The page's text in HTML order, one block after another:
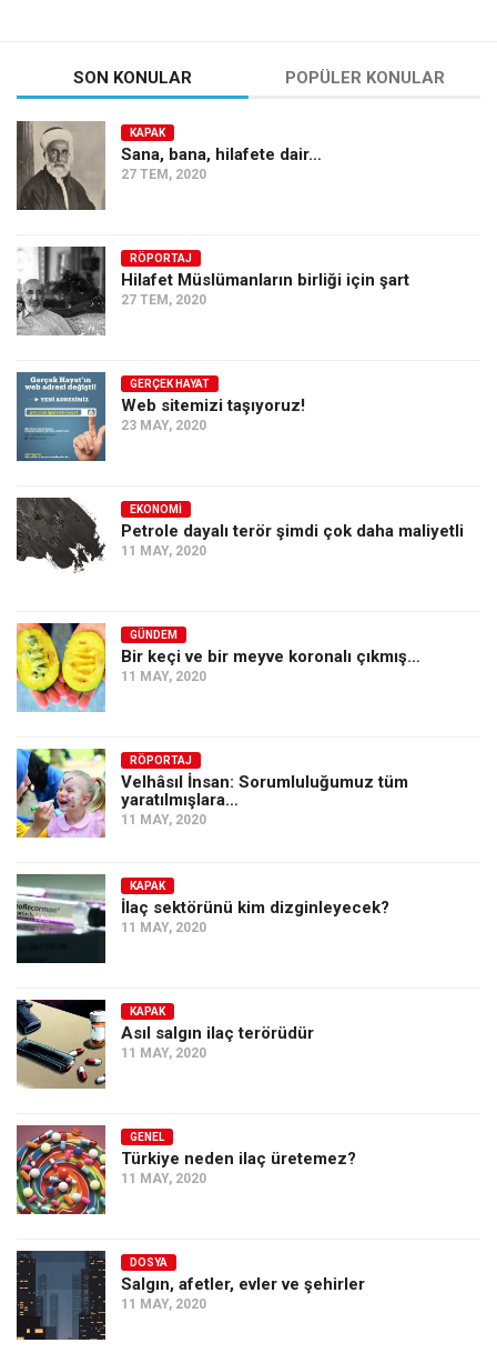
Tarih
Düşünce
Dosyalar
SON KONULAR POPÜLER KONULAR
KAPAK
Sana, bana, hilafete dair…
27 TEM, 2020
RÖPORTAJ
Hilafet Müslümanların birliği için şart
27 TEM, 2020
GERÇEK HAYAT
Web sitemizi taşıyoruz!
23 MAY, 2020
EKONOMI
Petrole dayalı terör şimdi çok daha maliyetli
11 MAY, 2020
GÜNDEM
Bir keçi ve bir meyve koronalı çıkmış…
11 MAY, 2020
RÖPORTAJ
Velhâsıl İnsan: Sorumluluğumuz tüm
yaratılmışlara…
11 MAY, 2020
KAPAK
İlaç sektörünü kim dizginleyecek?
11 MAY, 2020
KAPAK
Asıl salgın ilaç terörüdür
11 MAY, 2020
GENEL
Türkiye neden ilaç üretemez?
11 MAY, 2020
DOSYA
Salgın, afetler, evler ve şehirler
11 MAY, 2020